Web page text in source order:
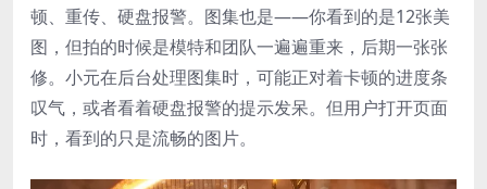
顿、重传、硬盘报警。图集也是——你看到的是12张美
图，但拍的时候是模特和团队一遍遍重来，后期一张张
修。小元在后台处理图集时，可能正对着卡顿的进度条
叹气，或者看着硬盘报警的提示发呆。但用户打开页面
时，看到的只是流畅的图片。